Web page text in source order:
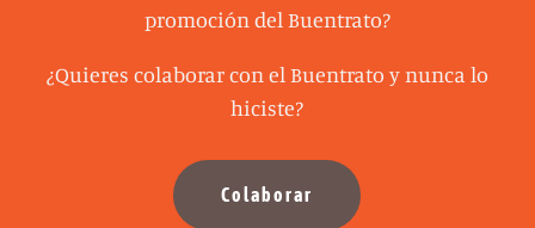
promoción del Buentrato?
¿Quieres colaborar con el Buentrato y nunca lo
hiciste?
Colaborar